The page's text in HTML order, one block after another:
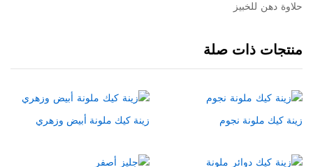
حلاوة دهن للخبيز
منتجات ذات صلة
زينة كيك ملونة نجوم زينة كيك ملونة أبيض وزهري